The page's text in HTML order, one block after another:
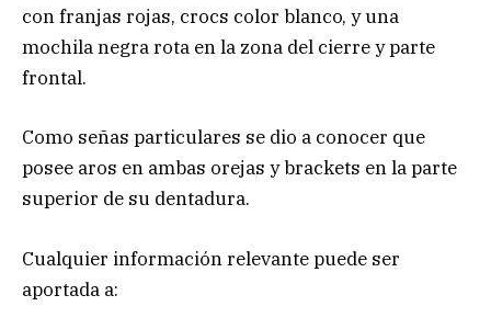
con franjas rojas, crocs color blanco, y una
mochila negra rota en la zona del cierre y parte
frontal.
Como señas particulares se dio a conocer que
posee aros en ambas orejas y brackets en la parte
superior de su dentadura.
Cualquier información relevante puede ser
aportada a: